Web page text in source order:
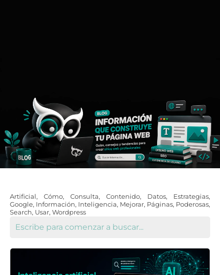
Artificial, Cómo, Consulta, Contenido, Datos, Estrategias,
Google, Información, Inteligencia, Mejorar, Páginas, Poderosas,
Search, Usar, Wordpress